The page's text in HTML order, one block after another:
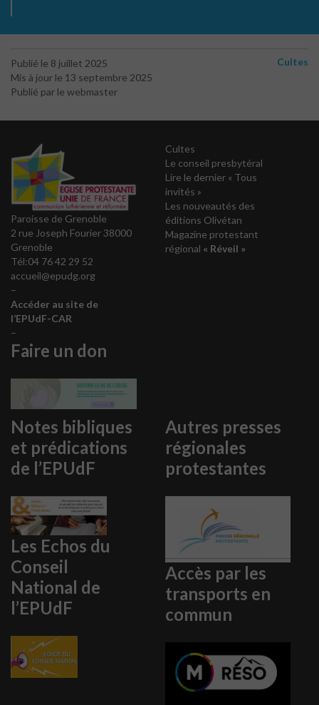
Publié le 8 juillet 2025
Mis à jour le 13 septembre 2025
Publié par le webmaster
Cultes
Paroisse de Grenoble
2 rue Joseph Fourier 38000
Grenoble
Tél:04 76 42 29 52
accueil@epudg.org
–
Accéder au site de
l’EPUdF-CAR
–
Faire un don
Cultes
Le conseil presbytéral
Lire le dernier « Tous
invités »
Les nouveautés des
éditions Olivétan
Magazine protestant
régional « Réveil »
Notes bibliques
et prédications
de l’EPUdF
Les Echos du
Conseil
National de
l’EPUdF
Autres presses
régionales
protestantes
Accès par les
transports en
commun